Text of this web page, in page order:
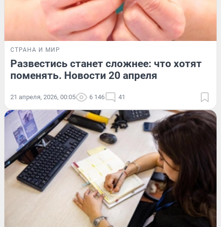
СТРАНА И МИР
Развестись станет сложнее: что хотят
поменять. Новости 20 апреля
21 апреля, 2026, 00:05 6 146 41